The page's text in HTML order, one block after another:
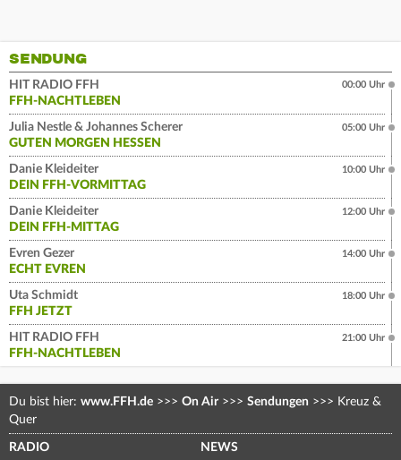
SENDUNG
HIT RADIO FFH
FFH-NACHTLEBEN
00:00 Uhr
Julia Nestle & Johannes Scherer
GUTEN MORGEN HESSEN
05:00 Uhr
Danie Kleideiter
DEIN FFH-VORMITTAG
10:00 Uhr
Danie Kleideiter
DEIN FFH-MITTAG
12:00 Uhr
Evren Gezer
ECHT EVREN
14:00 Uhr
Uta Schmidt
FFH JETZT
18:00 Uhr
HIT RADIO FFH
FFH-NACHTLEBEN
21:00 Uhr
Du bist hier: www.FFH.de >>> On Air >>> Sendungen >>> Kreuz &
Quer
RADIO NEWS